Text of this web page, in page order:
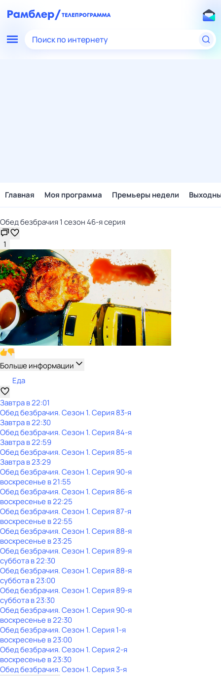
Поиск по интернету
Главная Моя программа Премьеры недели
Обед безбрачия 1 сезон 46-я серия
1
Больше информации
Еда
Завтра в 22:01
Обед безбрачия. Сезон 1. Серия 83-я
Завтра в 22:30
Обед безбрачия. Сезон 1. Серия 84-я
Завтра в 22:59
Обед безбрачия. Сезон 1. Серия 85-я
Завтра в 23:29
Обед безбрачия. Сезон 1. Серия 90-я
воскресенье в21:55
Обед безбрачия. Сезон 1. Серия 86-я
воскресенье в22:25
Обед безбрачия. Сезон 1. Серия 87-я
воскресенье в22:55
Обед безбрачия. Сезон 1. Серия 88-я
воскресенье в23:25
Обед безбрачия. Сезон 1. Серия 89-я
субботав22:30
Обед безбрачия. Сезон 1. Серия 88-я
субботав23:00
Обед безбрачия. Сезон 1. Серия 89-я
субботав23:30
Обед безбрачия. Сезон 1. Серия 90-я
воскресенье в22:30
Обед безбрачия. Сезон 1. Серия 1-я
воскресенье в23:00
Обед безбрачия. Сезон 1. Серия 2-я
воскресенье в23:30
Обед безбрачия. Сезон 1. Серия 3-я